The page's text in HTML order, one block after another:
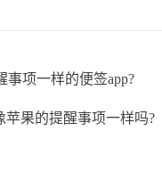
事项一样的便签app?
苹果的提醒事项一样吗?